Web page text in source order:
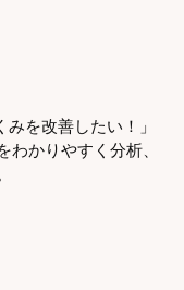
を改善したい！」
かりやすく分析、